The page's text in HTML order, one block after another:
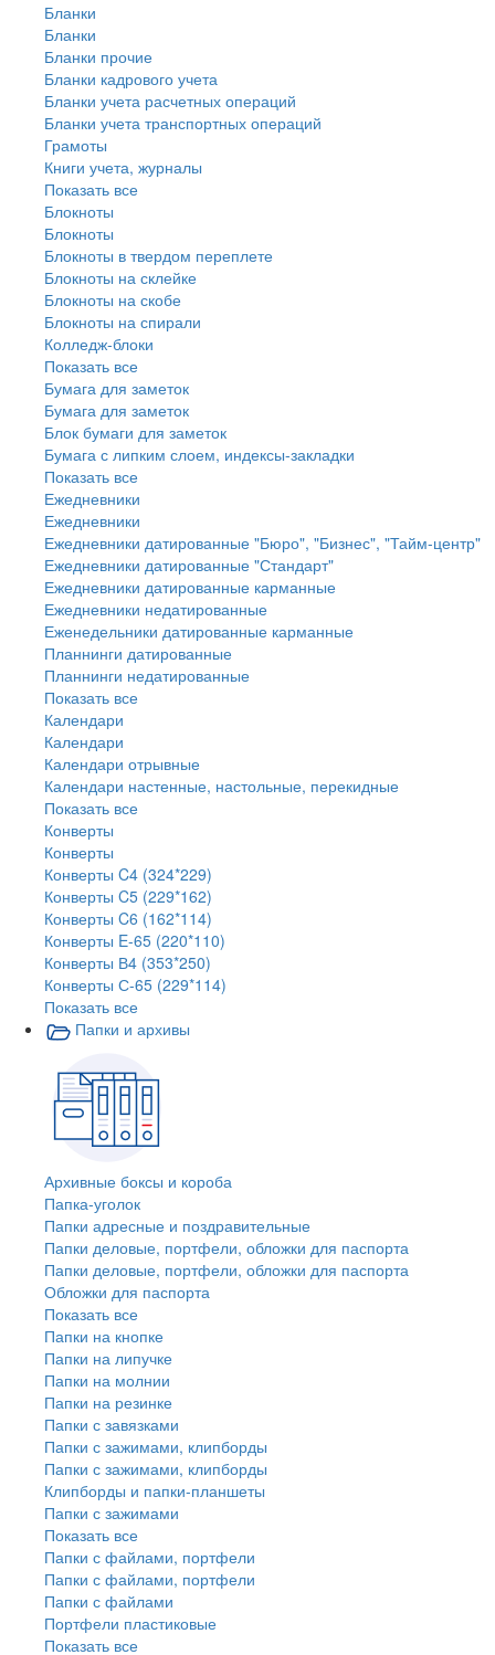
Бланки
Бланки
Бланки прочие
Бланки кадрового учета
Бланки учета расчетных операций
Бланки учета транспортных операций
Грамоты
Книги учета, журналы
Показать все
Блокноты
Блокноты
Блокноты в твердом переплете
Блокноты на склейке
Блокноты на скобе
Блокноты на спирали
Колледж-блоки
Показать все
Бумага для заметок
Бумага для заметок
Блок бумаги для заметок
Бумага с липким слоем, индексы-закладки
Показать все
Ежедневники
Ежедневники
Ежедневники датированные "Бюро", "Бизнес", "Тайм-центр"
Ежедневники датированные "Стандарт"
Ежедневники датированные карманные
Ежедневники недатированные
Еженедельники датированные карманные
Планнинги датированные
Планнинги недатированные
Показать все
Календари
Календари
Календари отрывные
Календари настенные, настольные, перекидные
Показать все
Конверты
Конверты
Конверты C4 (324*229)
Конверты C5 (229*162)
Конверты C6 (162*114)
Конверты E-65 (220*110)
Конверты В4 (353*250)
Конверты С-65 (229*114)
Показать все
Папки и архивы
Архивные боксы и короба
Папка-уголок
Папки адресные и поздравительные
Папки деловые, портфели, обложки для паспорта
Папки деловые, портфели, обложки для паспорта
Обложки для паспорта
Показать все
Папки на кнопке
Папки на липучке
Папки на молнии
Папки на резинке
Папки с завязками
Папки с зажимами, клипборды
Папки с зажимами, клипборды
Клипборды и папки-планшеты
Папки с зажимами
Показать все
Папки с файлами, портфели
Папки с файлами, портфели
Папки с файлами
Портфели пластиковые
Показать все